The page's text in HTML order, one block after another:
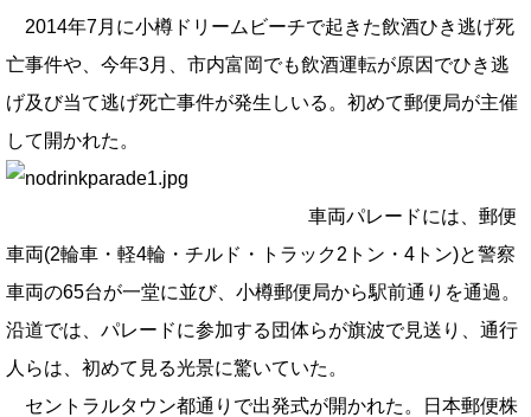
2014年7月に小樽ドリームビーチで起きた飲酒ひき逃げ死
亡事件や、今年3月、市内富岡でも飲酒運転が原因でひき逃
げ及び当て逃げ死亡事件が発生しいる。初めて郵便局が主催
して開かれた。
車両パレードには、郵便
車両(2輪車・軽4輪・チルド・トラック2トン・4トン)と警察
車両の65台が一堂に並び、小樽郵便局から駅前通りを通過。
沿道では、パレードに参加する団体らが旗波で見送り、通行
人らは、初めて見る光景に驚いていた。
セントラルタウン都通りで出発式が開かれた。日本郵便株